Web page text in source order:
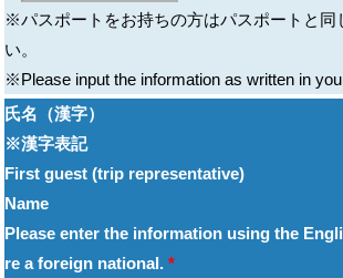
※パスポートをお持ちの方はパスポートと同
い。
※Please input the information as written in
氏名（漢字）
※漢字表記
First guest (trip representative)
Name
Please enter the information using the
re a foreign national. *